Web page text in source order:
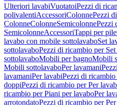
Ulteriori lavabiVuotatoiPezzi di
polivalentiAccessoriColonnePezzi
ColonneColonneSemicolonnePezzi
SemicolonneAccessoriTappi per
lavabo con mobile sottolavaboSet
sottolavaboPezzi di ricambio per
sottolavaboMobili per bagnoMobili
Mobili sottolavaboPer lavamani
lavamaniPer lavabiPezzi di
doppiPezzi di ricambio per Per
ricambio per Piani per lavaboPer
arrotondatoPezzi di ricambio per